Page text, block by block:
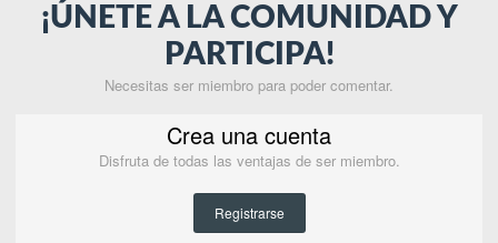
¡ÚNETE A LA COMUNIDAD Y
PARTICIPA!
Necesitas ser miembro para poder comentar.
Crea una cuenta
Disfruta de todas las ventajas de ser miembro.
Registrarse